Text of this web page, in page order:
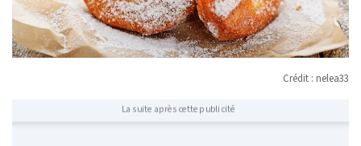
Crédit : nelea33
La suite après cette publicité